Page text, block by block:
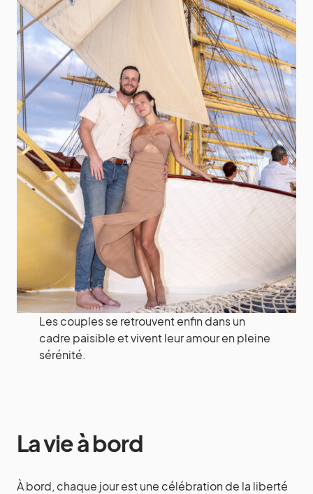
Les couples se retrouvent enfin dans un
cadre paisible et vivent leur amour en pleine
sérénité.
La vie à bord
À bord, chaque jour est une célébration de la liberté